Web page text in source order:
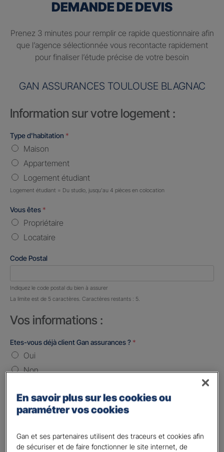
DEMANDE DE DEVIS
Prenez 3 minutes pour remplir ce rapide questionnaire afin
que l’agence sélectionnée vous recontacte rapidement
pour finaliser l’étude précise de votre besoin
GAN ASSURANCES TOULOUSE BLAGNAC
Information sur votre logement :
Type d'habitation *
Maison
Appartement
Logement étudiant
Logement étudiant = Du studio, jusqu'au 4 pièces en colocation
Vous êtes *
Propriétaire
Locataire
Code Postal
Nombre de caractères restants :
Indiquez le code postal du bien à assurer
La limite est de 5 caractères. Caractères restants : 5.
Vos informations :
Etes-vous déjà client Gan assurances ? *
Oui
Non
Madame
Contact*
En savoir plus sur les cookies ou
paramétrer vos cookies
Gan et ses partenaires utilisent des traceurs et cookies afin
de sécuriser et de faire fonctionner le site internet, de